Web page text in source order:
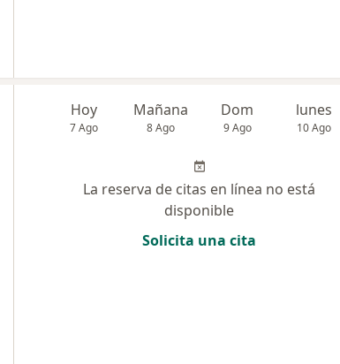
Hoy
7 Ago
Mañana
8 Ago
Dom
9 Ago
lunes
10 Ago
La reserva de citas en línea no está
disponible
Solicita una cita